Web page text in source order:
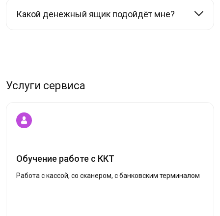
Какой денежный ящик подойдёт мне?
Услуги сервиса
Обучение работе с ККТ
Работа с кассой, со сканером, с банковским терминалом